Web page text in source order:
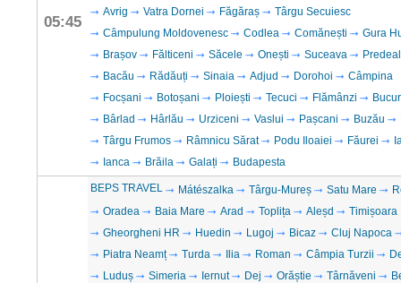
05:45
Avrig
Vatra Dornei Făgăraș
Târgu Secuiesc
Câmpulung Moldovenesc
Codlea Comănești
Gura
Brașov
Fălticeni Săcele Onești Suceava
Predeal
Bacău
Rădăuți Sinaia Adjud Dorohoi
Câmpina
Focșani
Botoșani Ploiești Tecuci Flămânzi
Bârlad
Hârlău Urziceni Vaslui Pașcani Buzău
Târgu Frumos
Râmnicu Sărat Podu Iloaiei Făurei
Ianca
Brăila Galați Budapesta
BEPS TRAVEL Mátészalka Târgu-Mureș Satu Mare
Oradea
Baia Mare Arad Toplița Aleșd
Timișoara
Gheorgheni HR
Huedin Lugoj Bicaz
Cluj Napoca
Piatra Neamț
Turda Ilia Roman Câmpia Turzii
Luduș
Simeria Iernut Dej Orăștie Târnăveni